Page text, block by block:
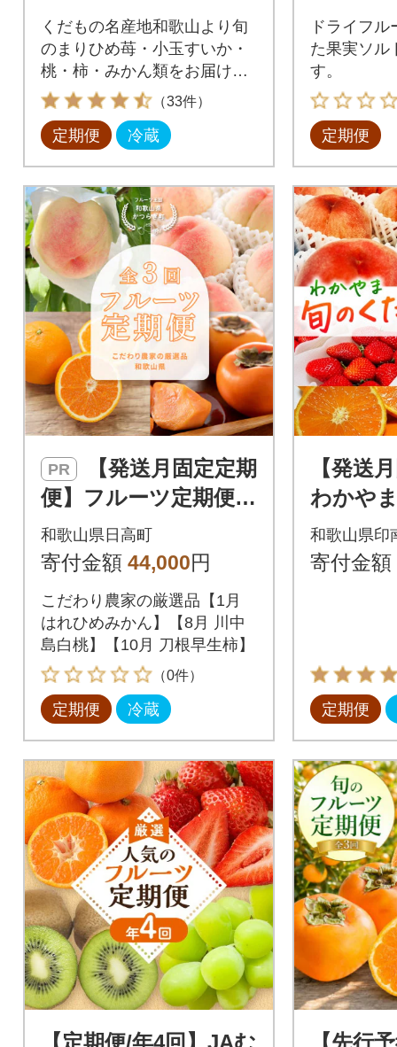
くだもの名産地和歌山より旬
のまりひめ苺・小玉すいか・
桃・柿・みかん類をお届けい
たします。
（33件）
定期便 冷蔵
全3回
ドライフ
た果実ソル
す。
定期便
PR
便】フルーツ定期便
品質に自信あり!道の
駅よりこだわり農家
和歌山県日高町
寄付金額 44,000円
こだわり農家の厳選品【1月
はれひめみかん】【8月 川中
島白桃】【10月 刀根早生柿】
（0件）
定期便 冷蔵
【発送
わかや
の【S】
和歌山県印
寄付金額
定期便
【定期便/年4回】JAむ
【先行